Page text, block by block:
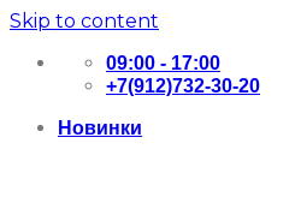
Skip to content
09:00 - 17:00
+7(912)732-30-20
Новинки